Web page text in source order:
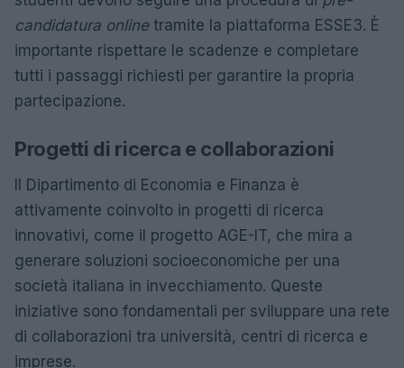
candidatura onlinetramite la piattaforma ESSE3. È
importante rispettare le scadenze e completare
tutti i passaggi richiesti per garantire la propria
partecipazione.
Progetti di ricerca e collaborazioni
Il Dipartimento di Economia e Finanza è
attivamente coinvolto in progetti di ricerca
innovativi, come il progetto AGE-IT, che mira a
generare soluzioni socioeconomiche per una
società italiana in invecchiamento. Queste
iniziative sono fondamentali per sviluppare una rete
di collaborazioni tra università, centri di ricerca e
imprese.